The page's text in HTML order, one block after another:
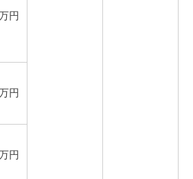
本情報で説明した型式ごとの使用
をもとに燃料代を算出していま
円
円
円